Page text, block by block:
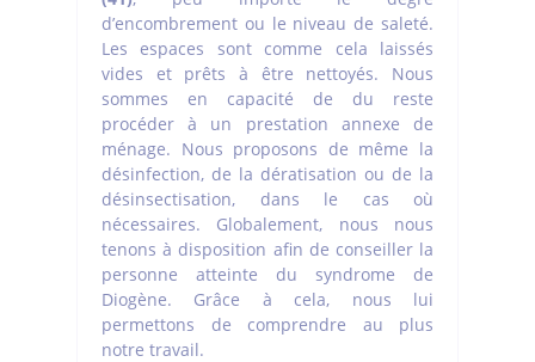
d’encombrement ou le niveau de saleté.
Les espaces sont comme cela laissés
vides et prêts à être nettoyés. Nous
sommes en capacité de du reste
procéder à un prestation annexe de
ménage. Nous proposons de même la
désinfection, de la dératisation ou de la
désinsectisation, dans le cas où
nécessaires. Globalement, nous nous
tenons à disposition afin de conseiller la
personne atteinte du syndrome de
Diogène. Grâce à cela, nous lui
permettons de comprendre au plus
notre travail.